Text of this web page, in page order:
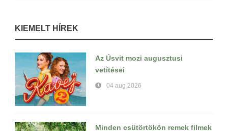
KIEMELT HÍREK
Az Úsvit mozi augusztusi
vetítései
04 aug 2026
Minden csütörtökön remek filmek